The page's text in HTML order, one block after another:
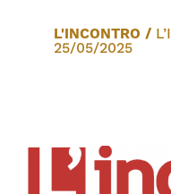
L'INCONTRO /
25/05/2025